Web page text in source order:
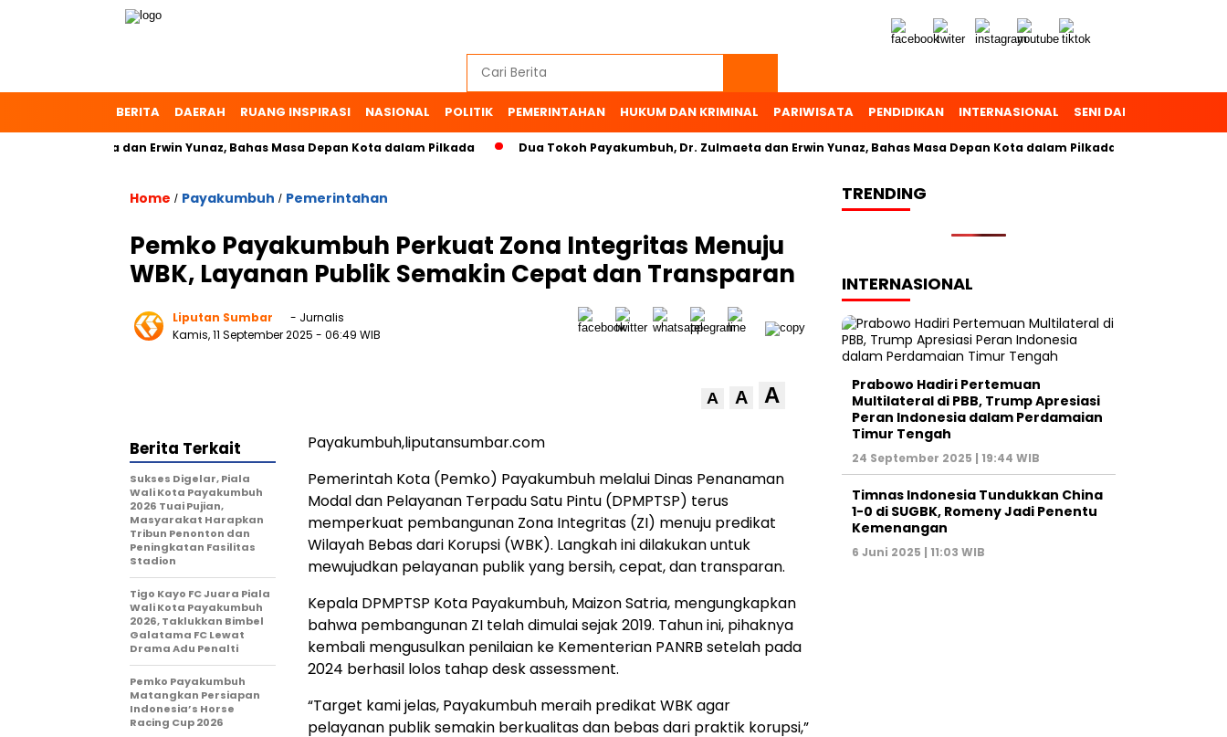
BERITA DAERAH RUANG INSPIRASI NASIONAL POLITIK PEMERINTAHAN HUKUM DAN KRIMINAL PARIWISATA PENDIDIKAN INTERNASIONAL SENI DAN BUDAYA
Dr. Zulmaeta dan Erwin Yunaz, Bahas Masa Depan Kota dalam Pilkada Dua Tokoh Payakumbuh, Dr. Zulmaeta dan Erwin Yunaz, Bahas Masa Depan Kota dalam Pilkada
Home / Payakumbuh / Pemerintahan
Pemko Payakumbuh Perkuat Zona Integritas Menuju
WBK, Layanan Publik Semakin Cepat dan Transparan
Liputan Sumbar
- Jurnalis
Kamis, 11 September 2025 - 06:49 WIB
A A A
Payakumbuh,liputansumbar.com
Pemerintah Kota (Pemko) Payakumbuh melalui Dinas Penanaman
Modal dan Pelayanan Terpadu Satu Pintu (DPMPTSP) terus
memperkuat pembangunan Zona Integritas (ZI) menuju predikat
Wilayah Bebas dari Korupsi (WBK). Langkah ini dilakukan untuk
mewujudkan pelayanan publik yang bersih, cepat, dan transparan.
Kepala DPMPTSP Kota Payakumbuh, Maizon Satria, mengungkapkan
bahwa pembangunan ZI telah dimulai sejak 2019. Tahun ini, pihaknya
kembali mengusulkan penilaian ke Kementerian PANRB setelah pada
2024 berhasil lolos tahap desk assessment.
“Target kami jelas, Payakumbuh meraih predikat WBK agar
pelayanan publik semakin berkualitas dan bebas dari praktik korupsi,”
Berita Terkait
Sukses Digelar, Piala
Wali Kota Payakumbuh
2026 Tuai Pujian,
Masyarakat Harapkan
Tribun Penonton dan
Peningkatan Fasilitas
Stadion
Tigo Kayo FC Juara Piala
Wali Kota Payakumbuh
2026, Taklukkan Bimbel
Galatama FC Lewat
Drama Adu Penalti
Pemko Payakumbuh
Matangkan Persiapan
Indonesia’s Horse
Racing Cup 2026
TRENDING
INTERNASIONAL
Prabowo Hadiri Pertemuan
Multilateral di PBB, Trump Apresiasi
Peran Indonesia dalam Perdamaian
Timur Tengah
24 September 2025 | 19:44 WIB
Timnas Indonesia Tundukkan China
1-0 di SUGBK, Romeny Jadi Penentu
Kemenangan
6 Juni 2025 | 11:03 WIB